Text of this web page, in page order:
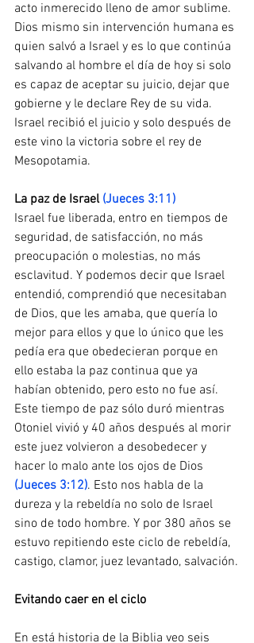
acto inmerecido lleno de amor sublime.
Dios mismo sin intervención humana es
quien salvó a Israel y es lo que continúa
salvando al hombre el día de hoy si solo
es capaz de aceptar su juicio, dejar que
gobierne y le declare Rey de su vida.
Israel recibió el juicio y solo después de
este vino la victoria sobre el rey de
Mesopotamia.
La​ ​paz​ ​de​ ​Israel​ (Jueces 3:11)
Israel fue liberada, entro en tiempos de
seguridad, de satisfacción, no más
preocupación o molestias, no más
esclavitud. Y podemos decir que Israel
entendió, comprendió que necesitaban
de Dios, que les amaba, que quería lo
mejor para ellos y que lo único que les
pedía era que obedecieran porque en
ello estaba la paz continua que ya
habían obtenido, pero esto no fue así.
Este tiempo de paz sólo duró mientras
Otoniel vivió y 40 años después al morir
este juez volvieron a desobedecer y
hacer lo malo ante los ojos de Dios
(Jueces 3:12). Esto nos habla de la
dureza y la rebeldía no solo de Israel
sino de todo hombre. Y por 380 años se
estuvo repitiendo este ciclo de rebeldía,
castigo, clamor, juez levantado, salvación.
Evitando​ ​caer​ ​en​ ​el​ ​ciclo
En está historia de la Biblia veo seis